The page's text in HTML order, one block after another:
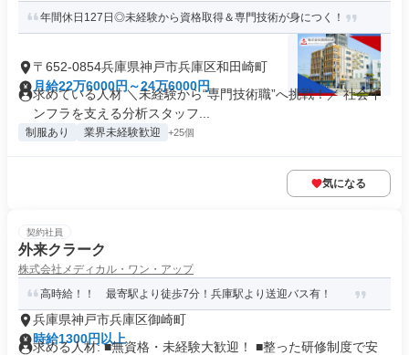
年間休日127日◎未経験から資格取得＆専門技術が身につく！
〒652-0854兵庫県神戸市兵庫区和田崎町
月給22万6000円～24万6000円
求めている人材 ＼未経験から“専門技術職”へ挑戦！／ 社会イ
ンフラを支える分析スタッフ...
制服あり 業界未経験歓迎 +25個
気になる
契約社員
外来クラーク
株式会社メディカル・ワン・アップ
高時給！！ 最寄駅より徒歩7分！兵庫駅より送迎バス有！
兵庫県神戸市兵庫区御崎町
時給1300円以上
求める人材: ■無資格・未経験大歓迎！ ■整った研修制度で安